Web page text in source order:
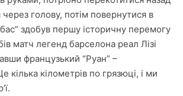
через голову, потім повернутися в
здобув першу історичну перемогу
матч легенд барселона реал Лізі
французький “Руан” –
кілька кілометрів по грязюці, і ми